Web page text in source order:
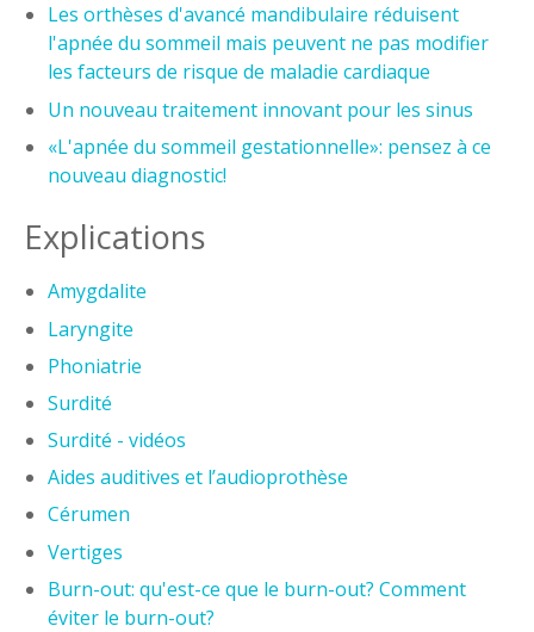
Les orthèses d'avancé mandibulaire réduisent
l'apnée du sommeil mais peuvent ne pas modifier
les facteurs de risque de maladie cardiaque
Un nouveau traitement innovant pour les sinus
«L'apnée du sommeil gestationnelle»: pensez à ce
nouveau diagnostic!
Explications
Amygdalite
Laryngite
Phoniatrie
Surdité
Surdité - vidéos
Aides auditives et l’audioprothèse
Cérumen
Vertiges
Burn-out: qu'est-ce que le burn-out? Comment
éviter le burn-out?